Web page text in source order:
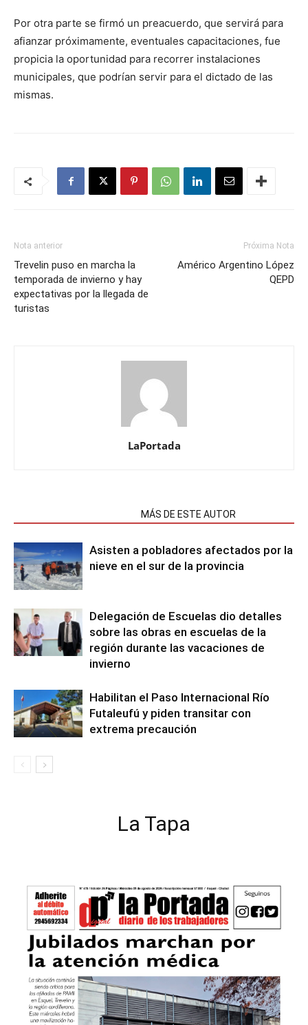
Por otra parte se firmó un preacuerdo, que servirá para
afianzar próximamente, eventuales capacitaciones, fue
propicia la oportunidad para recorrer instalaciones
municipales, que podrían servir para el dictado de las
mismas.
Nota anterior
Trevelin puso en marcha la
temporada de invierno y hay
expectativas por la llegada de
turistas
Próxima Nota
Américo Argentino López
QEPD
LaPortada
MÁS DE ESTE AUTOR
Asisten a pobladores afectados por la
nieve en el sur de la provincia
Delegación de Escuelas dio detalles
sobre las obras en escuelas de la
región durante las vacaciones de
invierno
Habilitan el Paso Internacional Río
Futaleufú y piden transitar con
extrema precaución
La Tapa